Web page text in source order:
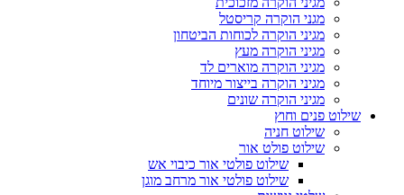
מגני הוקרה קריסטל
מגיני הוקרה לכוחות הביטחון
מגיני הוקרה מעץ
מגיני הוקרה מוארים לד
מגיני הוקרה בייצור מיוחד
מגיני הוקרה שונים
שילוט פנים וחוץ
שילוט חניה
שילוט פולט אור
שילוט פולטי אור כיבוי אש
שילוט פולטי אור מרחב מוגן